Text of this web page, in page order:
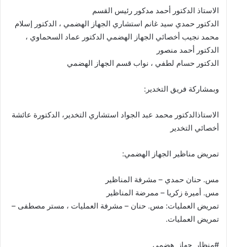
الاستاذ الدكتور أحمد مدكور رئيس القسم
الدكتور حمدي سيد غانم استشاري الجهاز الهضمي ، الدكتور إسلام
محمد نجيب أخصائي الجهاز الهضمي الدكتور عماد السحماوي ،
الدكتور أحمد منصور
الدكتور حسام لطفي ، نواب قسم الجهاز الهضمي
وبمشاركة فريق التخدير:
الاستاذالدكتور محمد عبد الجواد استشاري التخدير، الدكتورة عائشة
أخصائي التخدير
تمريض مناظير الجهاز الهضمي:
مس. حنان حمدي – مشرفة المناظير
مس. أميرة زكريا – ممرضة المناظير
تمريض العمليات: مس. حنان – مشرفة العمليات ، مستر مصطفى –
تمريض العمليات.
#منظار_جهاز_هضمي